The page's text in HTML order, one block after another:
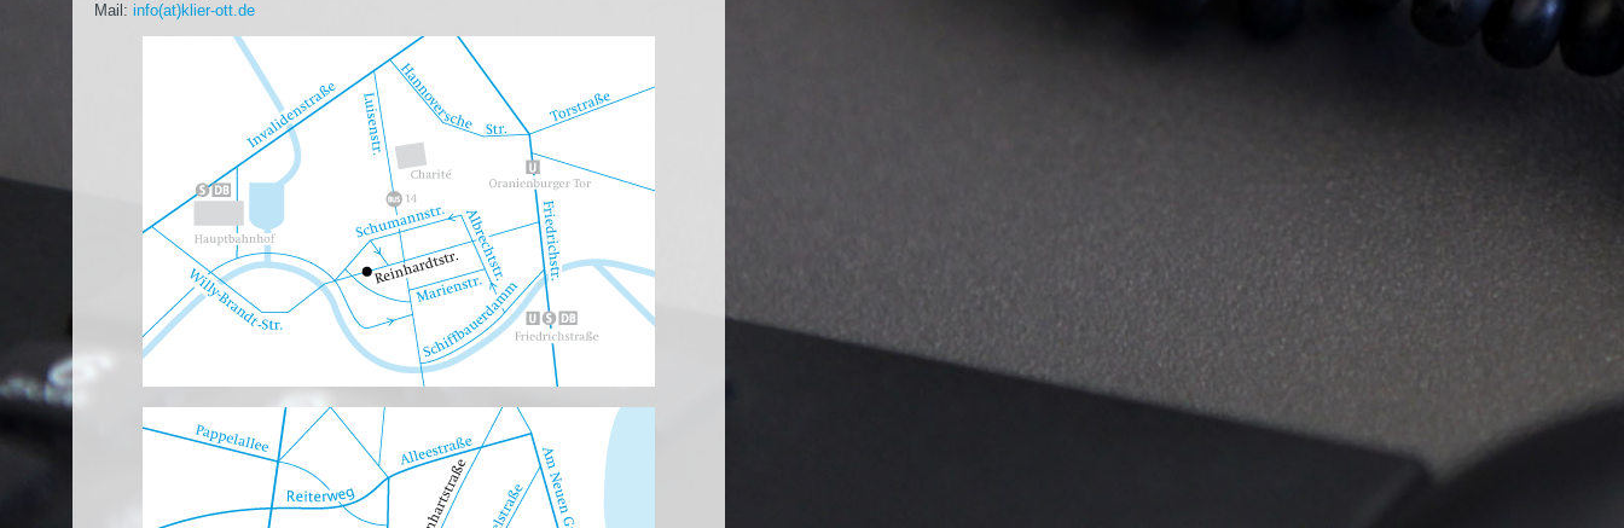
Mail: info(at)klier-ott.de